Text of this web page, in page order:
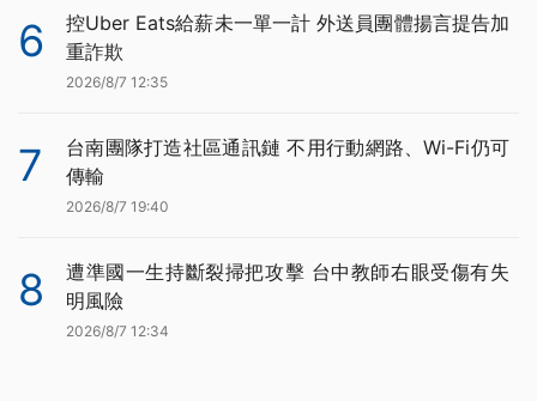
6
控Uber Eats給薪未一單一計 外送員團體揚言提告加
重詐欺
2026/8/7 12:35
7
台南團隊打造社區通訊鏈 不用行動網路、Wi-Fi仍可
傳輸
2026/8/7 19:40
8
遭準國一生持斷裂掃把攻擊 台中教師右眼受傷有失
明風險
2026/8/7 12:34